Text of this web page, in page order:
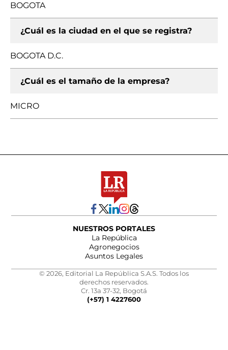
BOGOTA
¿Cuál es la ciudad en el que se registra?
BOGOTA D.C.
¿Cuál es el tamaño de la empresa?
MICRO
NUESTROS PORTALES
La República
Agronegocios
Asuntos Legales
© 2026, Editorial La República S.A.S. Todos los
derechos reservados.
Cr. 13a 37-32, Bogotá
(+57) 1 4227600